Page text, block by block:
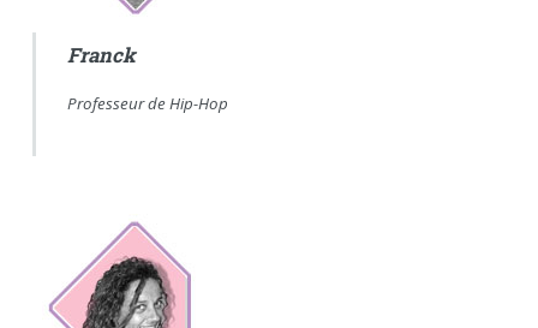
Franck
Professeur de Hip-Hop